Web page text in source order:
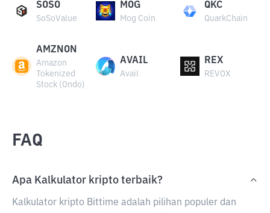
SOSO
SoSoValue
MOG
Mog Coin
QKC
QuarkChain
AMZNON
Amazon
Tokenized
Stock (Ondo)
AVAIL
Avail
REX
REVOX
FAQ
Apa Kalkulator kripto terbaik?
Kalkulator kripto Bittime adalah pilihan populer dan